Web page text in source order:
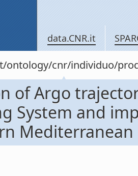
data.CNR.it
ontology/cnr/individuo/
of Argo
System and